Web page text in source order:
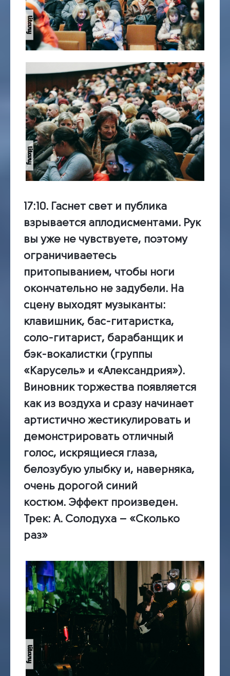
17:10. Гаснет свет и публика
взрывается аплодисментами. Рук
вы уже не чувствуете, поэтому
ограничиваетесь
притопыванием, чтобы ноги
окончательно не задубели. На
сцену выходят музыканты:
клавишник, бас-гитаристка,
соло-гитарист, барабанщик и
бэк-вокалистки (группы
«Карусель» и «Александрия»).
Виновник торжества появляется
как из воздуха и сразу начинает
артистично жестикулировать и
демонстрировать отличный
голос, искрящиеся глаза,
белозубую улыбку и, наверняка,
очень дорогой синий
костюм. Эффект произведен.
Трек: А. Солодуха – «Сколько
раз»